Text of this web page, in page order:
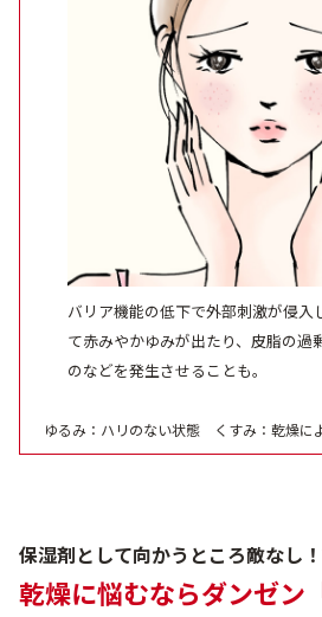
バリア機能の低下で外部刺激が侵入
て赤みやかゆみが出たり、皮脂の過
のなどを発生させることも。
ゆるみ：ハリのない状態 くすみ：乾燥に
保湿剤として向かうところ敵なし
乾燥に悩むならダンゼン